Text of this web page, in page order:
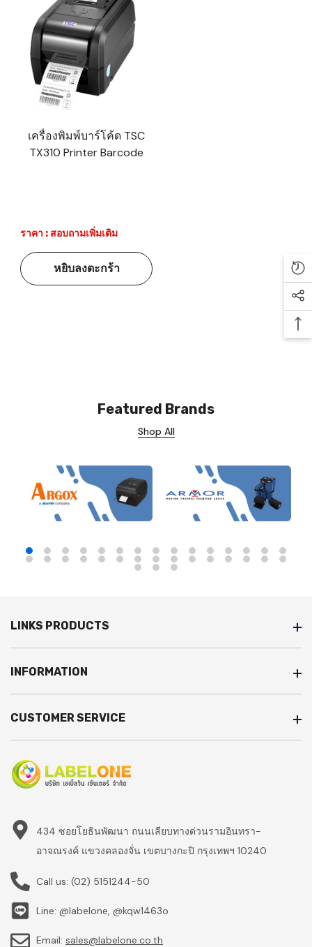
เครื่องพิมพ์บาร์โค้ด TSC
TX310 Printer Barcode
ราคา : สอบถามเพิ่มเติม
หยิบลงตะกร้า
Featured Brands
Shop All
LINKS PRODUCTS
INFORMATION
CUSTOMER SERVICE
434 ซอยโยธินพัฒนา ถนนเลียบทางด่วนรามอินทรา-
อาจณรงค์ แขวงคลองจั่น เขตบางกะปิ กรุงเทพฯ 10240
Call us: (02) 5151244-50
Line: @labelone, @kqw1463o
Email: sales@labelone.co.th